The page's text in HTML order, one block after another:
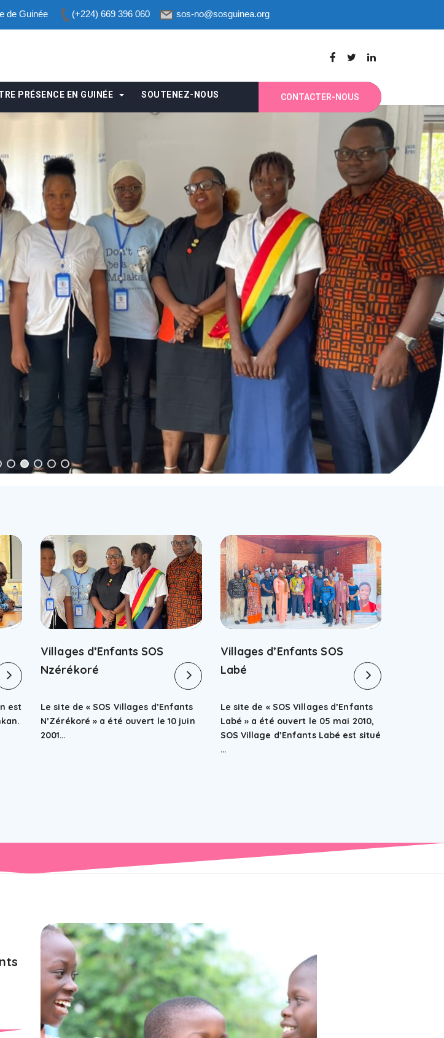
de Guinée (+224) 669 396 060 sos-no@sosguinea.org
PRÉSENCE EN GUINÉE SOUTENEZ-NOUS CONTACTER-NOUS
est
Villages d’Enfants SOS
Nzérékoré
Le site de « SOS Villages d’Enfants
N’Zérékoré » a été ouvert le 10 juin
2001…
Villages d’Enfants SOS
Labé
Le site de « SOS Villages d’Enfants
Labé » a été ouvert le 05 mai 2010,
SOS Village d’Enfants Labé est situé
…